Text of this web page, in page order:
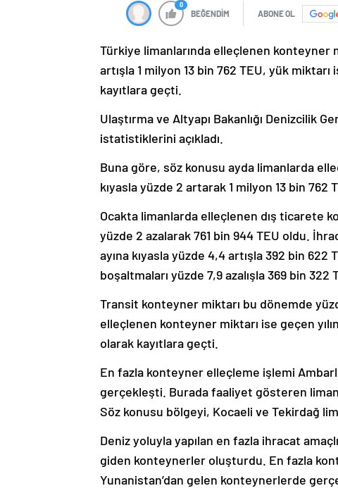
0
BEĞENDİM ABONE OL
Türkiye limanlarında elleçlenen konteyner
artışla 1 milyon 13 bin 762 TEU, yük
kayıtlara geçti.
Ulaştırma ve Altyapı Bakanlığı Denizcilik
istatistiklerini açıkladı.
Buna göre, söz konusu ayda limanlarda
kıyasla yüzde 2 artarak 1 milyon 13 bin 762
Ocakta limanlarda elleçlenen dış ticarete
yüzde 2 azalarak 761 bin 944 TEU oldu.
ayına kıyasla yüzde 4,4 artışla 392 bin 622
boşaltmaları yüzde 7,9 azalışla 369 bin
Transit konteyner miktarı bu dönemde
elleçlenen konteyner miktarı ise geçen
olarak kayıtlara geçti.
En fazla konteyner elleçleme işlemi
gerçekleşti. Burada faaliyet gösteren
Söz konusu bölgeyi, Kocaeli ve Tekirdağ
Deniz yoluyla yapılan en fazla ihracat
giden konteynerler oluşturdu. En fazla
Yunanistan’dan gelen konteynerlerde